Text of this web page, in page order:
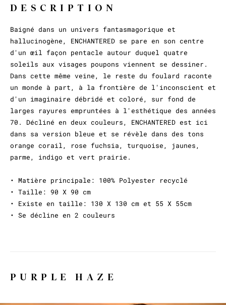
DESCRIPTION
Baigné dans un univers fantasmagorique et
hallucinogène, ENCHANTERED se pare en son centre
d'un œil façon pentacle autour duquel quatre
soleils aux visages poupons viennent se dessiner.
Dans cette même veine, le reste du foulard raconte
un monde à part, à la frontière de l'inconscient et
d'un imaginaire débridé et coloré, sur fond de
larges rayures empruntées à l'esthétique des années
70. Décliné en deux couleurs, ENCHANTERED est ici
dans sa version bleue et se révèle dans des tons
orange corail, rose fuchsia, turquoise, jaunes,
parme, indigo et vert prairie.
• Matière principale: 100% Polyester recyclé
• Taille: 90 X 90 cm
• Existe en taille: 130 X 130 cm et 55 X 55cm
• Se décline en 2 couleurs
PURPLE HAZE